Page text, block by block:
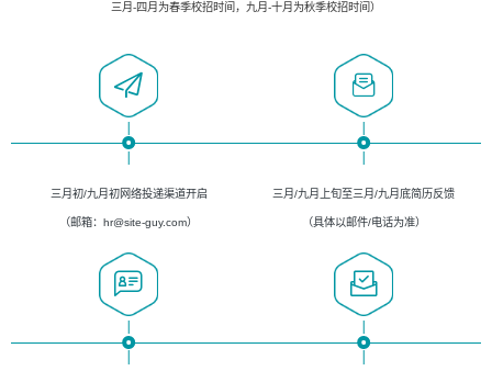
三月-四月为春季校招时间，九月-十月为秋季校招时间）
三月初/九月初网络投递渠道开启
（邮箱：hr@site-guy.com）
三月/九月上旬至三月/九月底简历反馈
（具体以邮件/电话为准）